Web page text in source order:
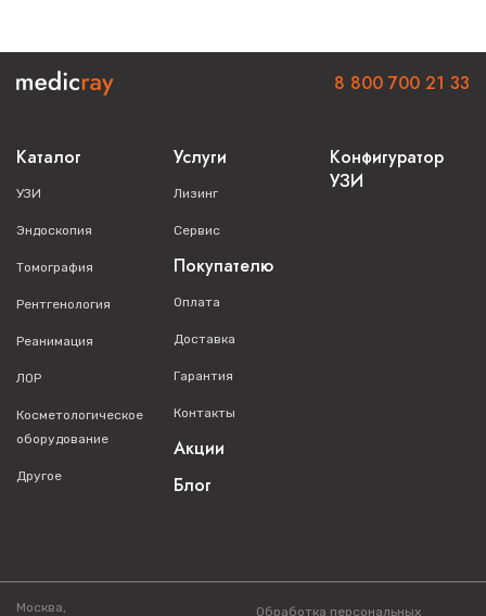
Каталог
УЗИ
Эндоскопия
Томография
Рентгенология
Реанимация
ЛОР
Косметологическое
оборудование
Другое
Услуги
Лизинг
Сервис
Покупателю
Оплата
Доставка
Гарантия
Контакты
Акции
Блог
Конфигуратор
УЗИ
8 800 700 21 33
Москва, Обработка персональных